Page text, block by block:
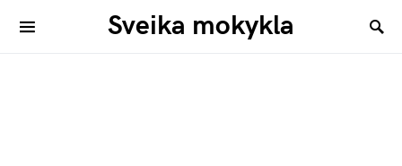
Sveika mokykla